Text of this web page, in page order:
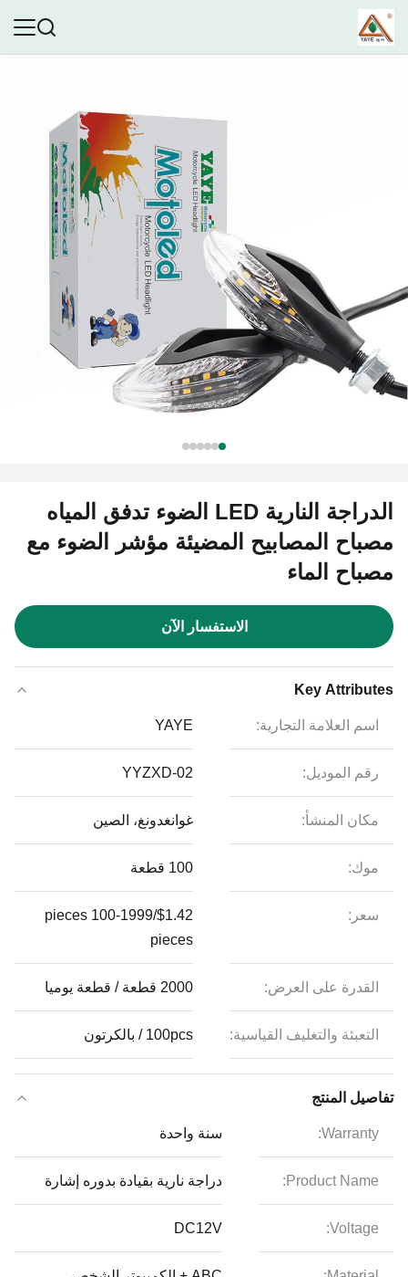
الدراجة النارية LED الضوء تدفق المياه
مصباح المصابيح المضيئة مؤشر الضوء مع
مصباح الماء
الاستفسار الآن
Key Attributes
اسم العلامة التجارية: YAYE
رقم الموديل: YYZXD-02
مكان المنشأ: غوانغدونغ، الصين
موك: 100 قطعة
سعر:
$1.42/pieces 100-1999
pieces
القدرة على العرض: 2000 قطعة / قطعة يوميا
التعبئة والتغليف القياسية: 100pcs / بالكرتون
تفاصيل المنتج
Warranty: سنة واحدة
Product Name: دراجة نارية بقيادة بدوره إشارة
Voltage:
DC12V